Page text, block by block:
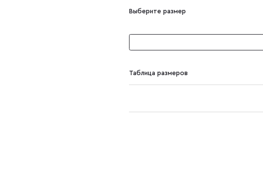
Выберите размер
Таблица размеров